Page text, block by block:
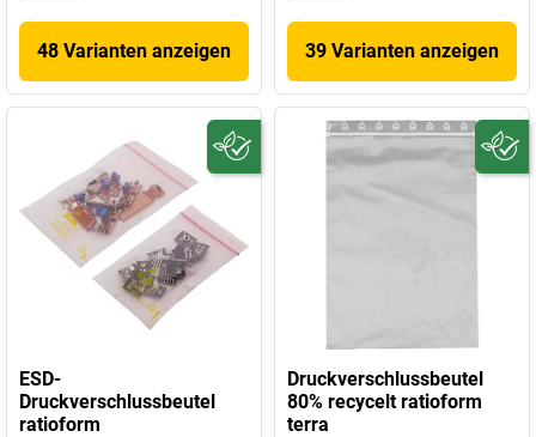
48 Varianten anzeigen 39 Varianten anzeigen
ESD-
Druckverschlussbeutel
ratioform
Druckverschlussbeutel
80% recycelt ratioform
terra